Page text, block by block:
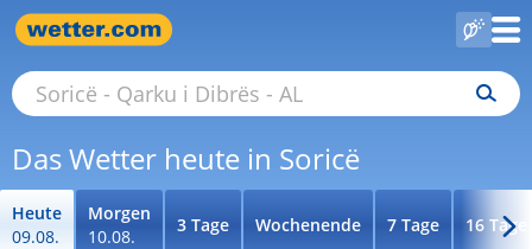
Das Wetter heute in Soricë
Heute
09.08.
Morgen
10.08.
3 Tage Wochenende 7 Tage 16 Tage